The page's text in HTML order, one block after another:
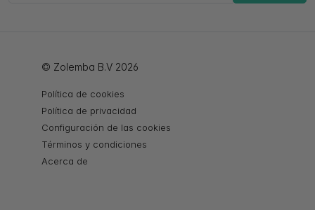
© Zolemba B.V 2026
Política de cookies
Política de privacidad
Configuración de las cookies
Términos y condiciones
Acerca de